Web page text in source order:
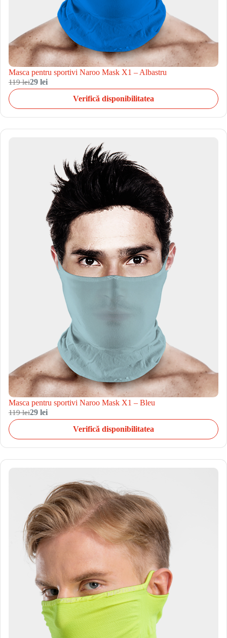
Masca pentru sportivi Naroo Mask X1 – Albastru
119 lei29 lei
Verifică disponibilitatea
Masca pentru sportivi Naroo Mask X1 – Bleu
119 lei29 lei
Verifică disponibilitatea